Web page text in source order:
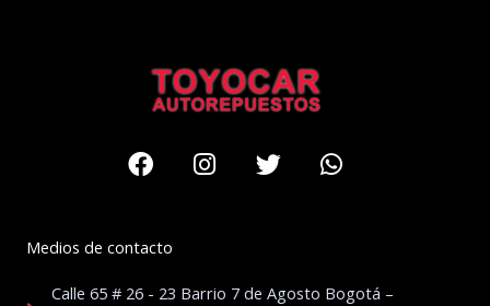
FacebookInstagram
TwitterWhatsapp
Medios de contacto
Calle 65 # 26 - 23 Barrio 7 de Agosto Bogotá –